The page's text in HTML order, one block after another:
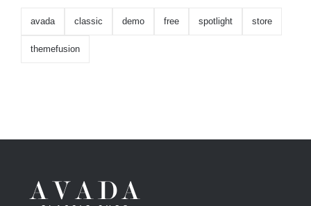
avada classic demo free spotlight store
themefusion